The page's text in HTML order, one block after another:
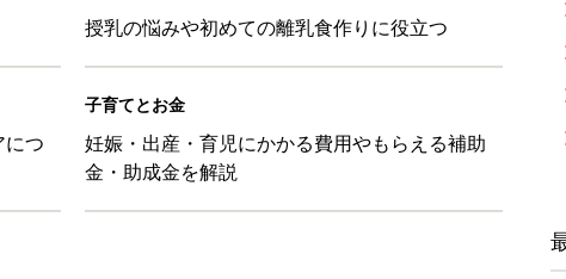
授乳の悩みや初めての離乳食作りに役立つ
つ
子育てとお金
妊娠・出産・育児にかかる費用やもらえる補助
金・助成金を解説